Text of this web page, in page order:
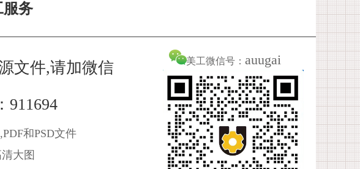
服务
文件,请加微信
911694
和PSD文件
大图
美工微信号： auugai